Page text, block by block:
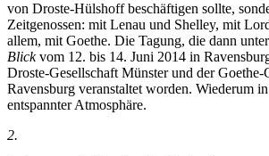
von Droste-Hülshoff beschäftigen sollte,
Zeitgenossen: mit Lenau und Shelley, mit
allem, mit Goethe. Die Tagung, die dann
Blickvom 12. bis 14. Juni 2014 in
Droste-Gesellschaft Münster und der Goethe-
Ravensburg veranstaltet worden. Wiederum
entspannter Atmosphäre.
2.